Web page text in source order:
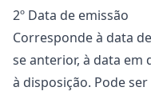
2º Data de emissão
Corresponde à data
se anterior, à data em
à disposição. Pode